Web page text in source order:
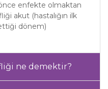
enfekte olmaktan
akut (hastalığın ilk
dönem)
ne demektir?